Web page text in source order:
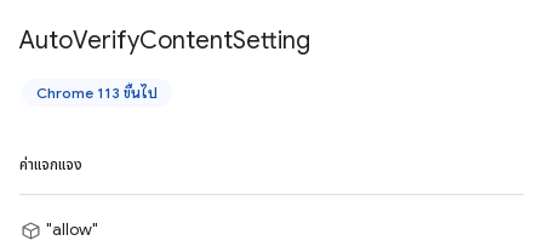
AutoVerifyContentSetting
Chrome 113 ขึ้นไป
ค่าแจกแจง
"allow"